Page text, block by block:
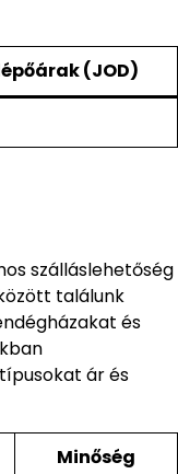
(JOD)
szálláslehetőség
találunk
és
ár és
Minőség